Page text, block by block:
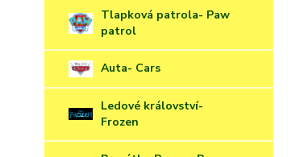
Tlapková patrola- Paw
patrol
Auta- Cars
Ledové království-
Frozen